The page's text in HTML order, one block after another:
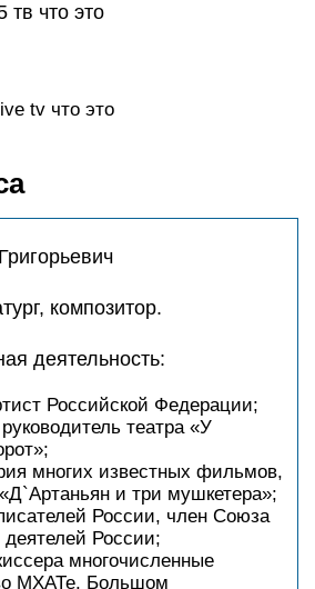
тв что это
tv что это
композитор.
деятельность:
Российской Федерации;
театра «У
многих известных фильмов,
и три мушкетера»;
России, член Союза
России;
многочисленные
МХАТе, Большом